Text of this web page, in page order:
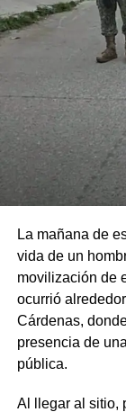
La mañana de
vida de un
movilización de
ocurrió
Cárdenas,
presencia de
pública.
Al llegar al sitio,